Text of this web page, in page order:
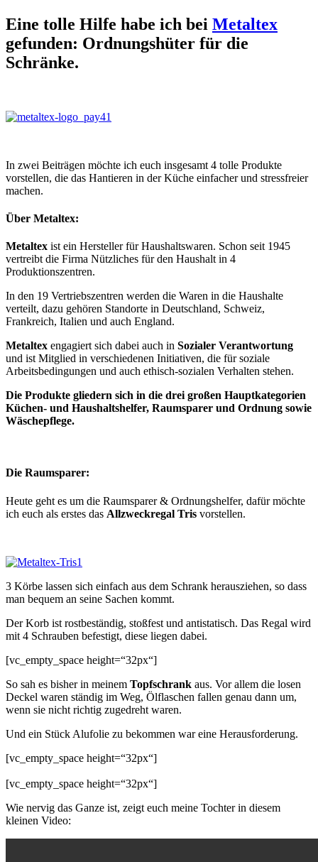
Eine tolle Hilfe habe ich bei Metaltex
gefunden: Ordnungshüter für die
Schränke.
In zwei Beiträgen möchte ich euch insgesamt 4 tolle Produkte
vorstellen, die das Hantieren in der Küche einfacher und stressfreier
machen.
Über Metaltex:
Metaltex ist ein Hersteller für Haushaltswaren. Schon seit 1945
vertreibt die Firma Nützliches für den Haushalt in 4
Produktionszentren.
In den 19 Vertriebszentren werden die Waren in die Haushalte
verteilt, dazu gehören Standorte in Deutschland, Schweiz,
Frankreich, Italien und auch England.
Metaltex engagiert sich dabei auch in Sozialer Verantwortung
und ist Mitglied in verschiedenen Initiativen, die für soziale
Arbeitsbedingungen und auch ethisch-sozialen Verhalten stehen.
Die Produkte gliedern sich in die drei großen Hauptkategorien
Küchen- und Haushaltshelfer, Raumsparer und Ordnung sowie
Wäschepflege.
Die Raumsparer:
Heute geht es um die Raumsparer & Ordnungshelfer, dafür möchte
ich euch als erstes das Allzweckregal Tris vorstellen.
3 Körbe lassen sich einfach aus dem Schrank herausziehen, so dass
man bequem an seine Sachen kommt.
Der Korb ist rostbeständig, stoßfest und antistatisch. Das Regal wird
mit 4 Schrauben befestigt, diese liegen dabei.
[vc_empty_space height=“32px“]
So sah es bisher in meinem Topfschrank aus. Vor allem die losen
Deckel waren ständig im Weg, Ölflaschen fallen genau dann um,
wenn sie nicht richtig zugedreht waren.
Und ein Stück Alufolie zu bekommen war eine Herausforderung.
[vc_empty_space height=“32px“]
[vc_empty_space height=“32px“]
Wie nervig das Ganze ist, zeigt euch meine Tochter in diesem
kleinen Video: